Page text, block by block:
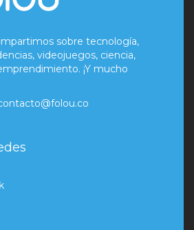
sobre tecnología,
videojuegos, ciencia,
¡Y mucho